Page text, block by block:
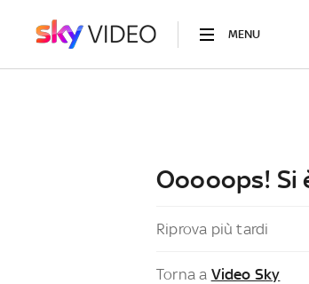
MENU
Ooooops! Si
Riprova più tardi
Torna a Video Sky